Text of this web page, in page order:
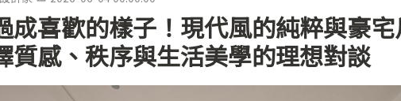
成喜歡的樣子！現代風的純粹與豪
質感、秩序與生活美學的理想對談